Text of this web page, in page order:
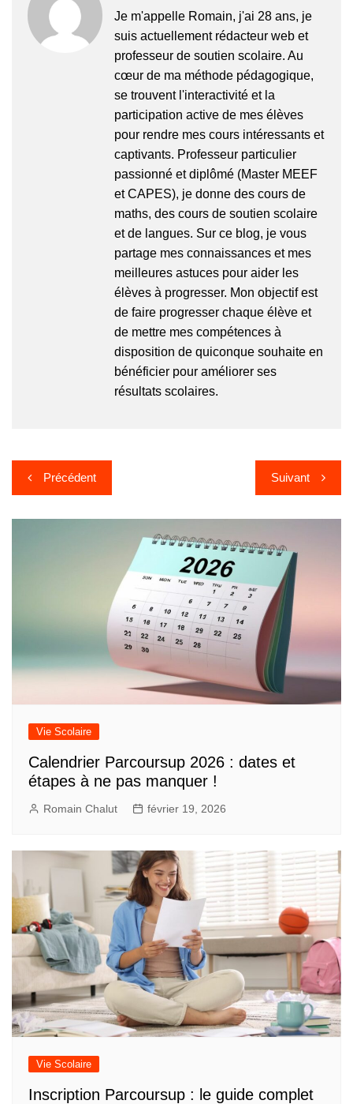
Je m'appelle Romain, j'ai 28 ans, je
suis actuellement rédacteur web et
professeur de soutien scolaire. Au
cœur de ma méthode pédagogique,
se trouvent l'interactivité et la
participation active de mes élèves
pour rendre mes cours intéressants et
captivants. Professeur particulier
passionné et diplômé (Master MEEF
et CAPES), je donne des cours de
maths, des cours de soutien scolaire
et de langues. Sur ce blog, je vous
partage mes connaissances et mes
meilleures astuces pour aider les
élèves à progresser. Mon objectif est
de faire progresser chaque élève et
de mettre mes compétences à
disposition de quiconque souhaite en
bénéficier pour améliorer ses
résultats scolaires.
Navigation
de
l’article
Précédent Suivant
Vie Scolaire
Calendrier Parcoursup 2026 : dates et
étapes à ne pas manquer !
Romain Chalut février 19, 2026
Vie Scolaire
Inscription Parcoursup : le guide complet